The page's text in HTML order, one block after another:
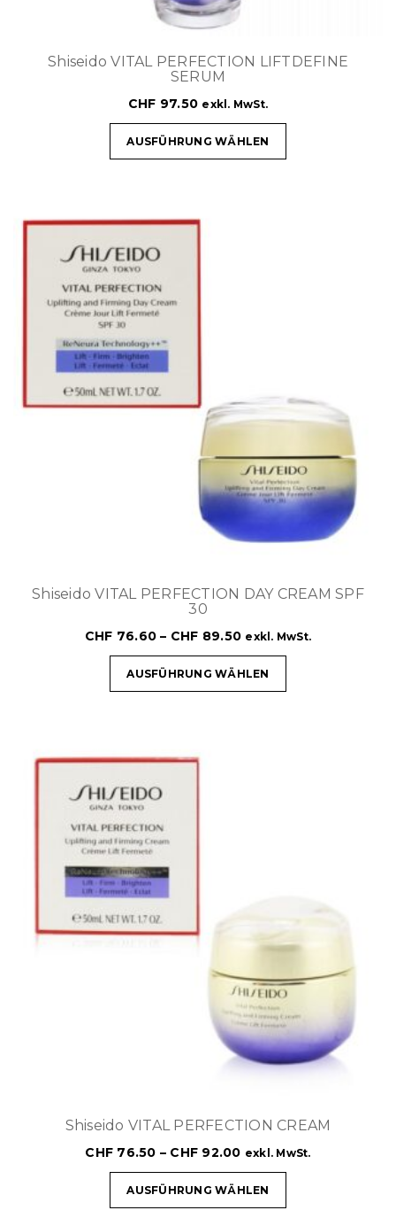
Shiseido VITAL PERFECTION LIFTDEFINE
SERUM
CHF 97.50 exkl. MwSt.
AUSFÜHRUNG WÄHLEN
Shiseido VITAL PERFECTION DAY CREAM SPF
30
CHF 76.60 – CHF 89.50 exkl. MwSt.
AUSFÜHRUNG WÄHLEN
Shiseido VITAL PERFECTION CREAM
CHF 76.50 – CHF 92.00 exkl. MwSt.
AUSFÜHRUNG WÄHLEN